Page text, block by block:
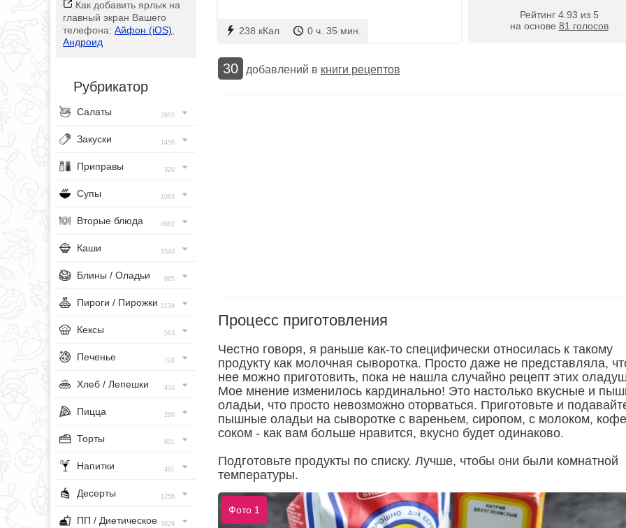
Как добавить ярлык на
главный экран Вашего
телефона: Айфон (iOS)
Андроид
Рубрикатор
Салаты 2955
Закуски 1456
Приправы 320
Супы 1083
Вторые блюда 4682
Каши 1543
Блины / Оладьи 965
Пироги / Пирожки 2134
Кексы 563
Печенье 728
Хлеб / Лепешки 433
Пицца 260
Торты 801
Напитки 491
Десерты 1256
ПП / Диетическое 3929
238 кКал 0 ч. 35 мин.
Рейтинг 4.93 из 5
на основе 81 голосов
30 добавлений в книги рецептов
Процесс приготовления
Честно говоря, я раньше как-то специфически относилась к такому
продукту как молочная сыворотка. Просто даже не представляла,
нее можно приготовить, пока не нашла случайно рецепт этих
Мое мнение изменилось кардинально! Это настолько вкусные и
оладьи, что просто невозможно оторваться. Приготовьте и
пышные оладьи на сыворотке с вареньем, сиропом, с молоком,
соком - как вам больше нравится, вкусно будет одинаково.
Подготовьте продукты по списку. Лучше, чтобы они были комнатной
температуры.
Фото 1